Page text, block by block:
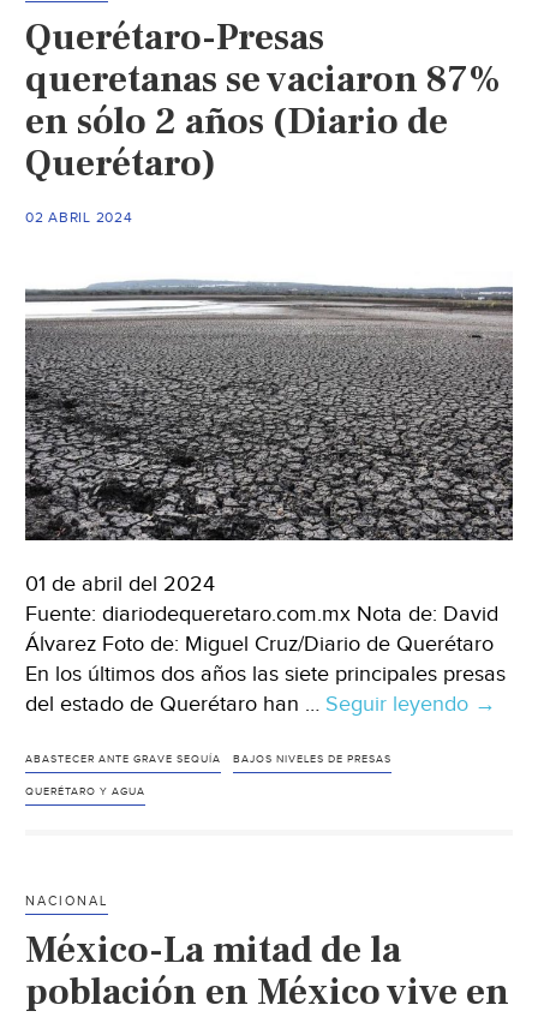
de
su
máximo
a
9
años
(Periódico
Correo)
Querétaro-Presas
queretanas se vaciaron 87%
en sólo 2 años (Diario de
Querétaro)
02 ABRIL 2024
01 de abril del 2024
Fuente: diariodequeretaro.com.mx Nota de: David
Álvarez Foto de: Miguel Cruz/Diario de Querétaro
En los últimos dos años las siete principales presas
del estado de Querétaro han … Seguir leyendo
(Diario
→
ABASTECER ANTE GRAVE SEQUÍA BAJOS NIVELES DE PRESAS
QUERÉTARO Y AGUA
NACIONAL
México-La mitad de la
población en México vive en